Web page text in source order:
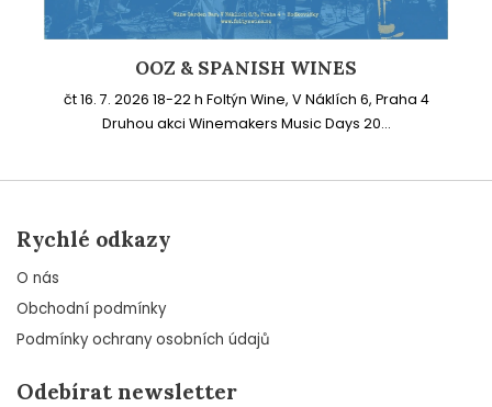
OOZ & SPANISH WINES
čt 16. 7. 2026 18-22 h Foltýn Wine, V Náklích 6, Praha 4
Druhou akci Winemakers Music Days 20...
Rychlé odkazy
O nás
Obchodní podmínky
Podmínky ochrany osobních údajů
Odebírat newsletter